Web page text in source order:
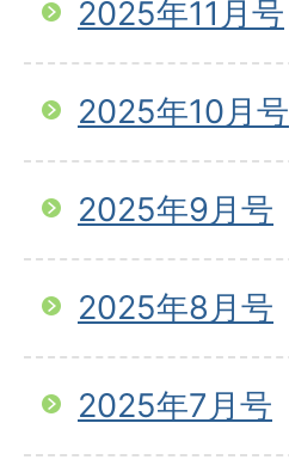
2025年11月号
2025年10月号
2025年9月号
2025年8月号
2025年7月号